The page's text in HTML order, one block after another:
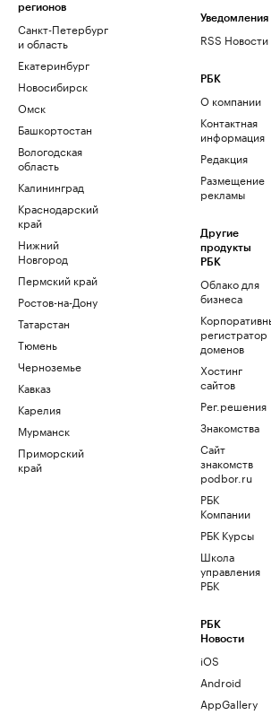
регионов
Санкт-Петербург
и область
Екатеринбург
Новосибирск
Омск
Башкортостан
Вологодская
область
Калининград
Краснодарский
край
Нижний
Новгород
Пермский край
Ростов-на-Дону
Татарстан
Тюмень
Черноземье
Кавказ
Карелия
Мурманск
Приморский
край
Уведомления
RSS Новости
РБК
О компании
Контактная
информация
Редакция
Размещение
рекламы
Другие
продукты
РБК
Облако для
бизнеса
регистратор
доменов
Хостинг
сайтов
Рег.решения
Знакомства
Сайт
знакомств
podbor.ru
РБК
Компании
РБК Курсы
Школа
управления
РБК
РБК
Новости
iOS
Android
AppGallery